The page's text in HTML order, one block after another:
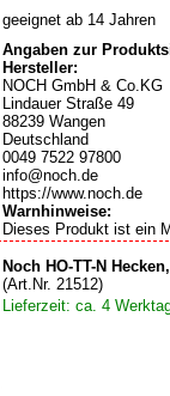
geeignet ab 14 Jahren
Angaben zur
Hersteller:
NOCH GmbH & Co.KG
Lindauer Straße 49
88239 Wangen
Deutschland
0049 7522 97800
info@noch.de
https://www.noch.de
Warnhinweise:
Dieses Produkt ist ein
Noch HO-TT-N
(Art.Nr. 21512)
Lieferzeit: ca. 4